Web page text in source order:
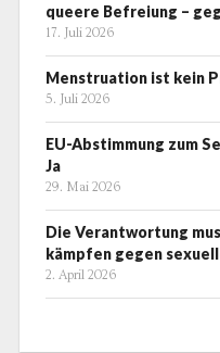
queere Befreiung –
17. Juli 2026
Menstruation ist kein
5. Juli 2026
EU-Abstimmung zum
Ja
29. Mai 2026
Die Verantwortung
kämpfen gegen
2. April 2026